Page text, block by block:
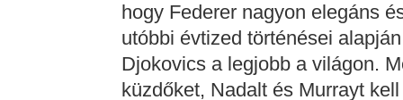
hogy Federer nagyon elegáns
utóbbi évtized történései
Djokovics a legjobb a világon.
küzdőket, Nadalt és Murrayt